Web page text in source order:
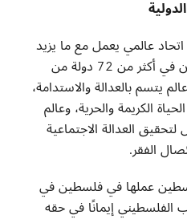
عالمي يعمل مع ما يزيد
على 41 مليون شخص يعيشون في أكثر من 72 دولة من
يتسم بالعدالة والاستدامة،
الكريمة والحرية، وعالم
العدالة الاجتماعية
الفقر.
عملها في فلسطين في
الفلسطيني إيمانًا في حقه